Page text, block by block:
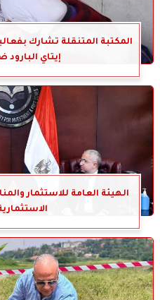
المكتبة المتنقلة تشارك
إيتاي
الهيئة العامة للاستثمار